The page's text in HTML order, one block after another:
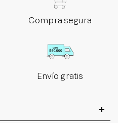
Compra segura
Envío gratis